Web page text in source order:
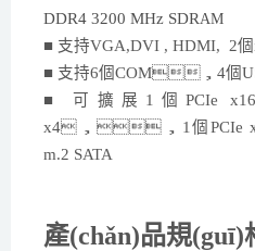
DDR4 3200 MHz SDRAM
■ 支持VGA,DVI , HDMI, 2個
■ 支持6個COM， 4個
■
可擴展 1個PCIe
x4，， 1 個 PCIe
m.2 SATA
產(chǎn)品規(guī)